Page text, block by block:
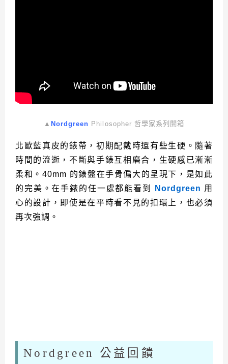
▲ Nordgreen Philosopher 哲學家系列開箱
北歐藍真皮的錶帶，初期配戴時還有些生硬。隨著
時間的流逝，不斷與手錶互相磨合，生硬感已漸漸
柔和。40mm 的錶盤在手骨偏大的呈現下，是如此
的完美。在手錶的任一處都能看到
Nordgreen 用
心的設計，即使是在平時看不見的扣環上，也必須
再次強調。
Nordgreen 公益回饋